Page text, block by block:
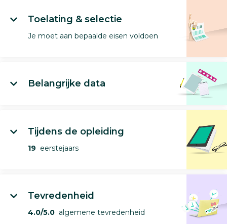
Toelating & selectie
Je moet aan bepaalde eisen voldoen
Belangrijke data
Tijdens de opleiding
19 eerstejaars
Tevredenheid
4.0/5.0 algemene tevredenheid